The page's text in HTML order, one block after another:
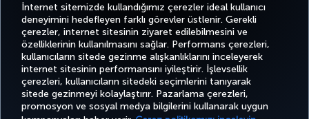
İnternet sitemizde kullandığımız çerezler ideal kullanıcı
deneyimini hedefleyen farklı görevler üstlenir. Gerekli
çerezler, internet sitesinin ziyaret edilebilmesini ve
özelliklerinin kullanılmasını sağlar. Performans çerezleri,
kullanıcıların sitede gezinme alışkanlıklarını inceleyerek
internet sitesinin performansını iyileştirir. İşlevsellik
çerezleri, kullanıcıların sitedeki seçimlerini tanıyarak
sitede gezinmeyi kolaylaştırır. Pazarlama çerezleri,
promosyon ve sosyal medya bilgilerini kullanarak uygun